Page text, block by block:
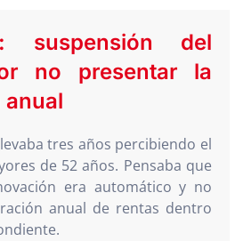
suspensión del
no presentar la
tres años percibiendo el
de 52 años. Pensaba que
era automático y no
anual de rentas dentro